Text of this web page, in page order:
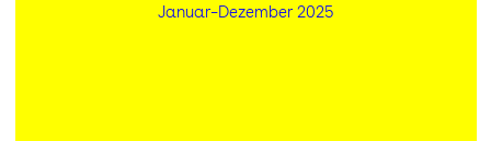
Januar–Dezember 2025